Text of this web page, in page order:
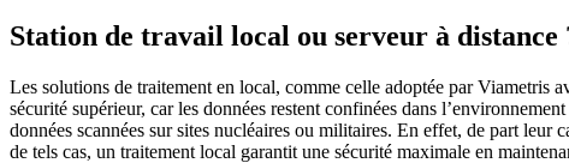
Station de travail local ou serveur à distance
Les solutions de traitement en local, comme celle adoptée par Viametris
sécurité supérieur, car les données restent confinées dans
données scannées sur sites nucléaires ou militaires. En effet, de part
de tels cas, un traitement local garantit une sécurité maximale en